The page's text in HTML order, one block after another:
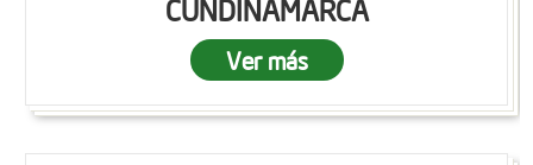
CUNDINAMARCA
Ver más